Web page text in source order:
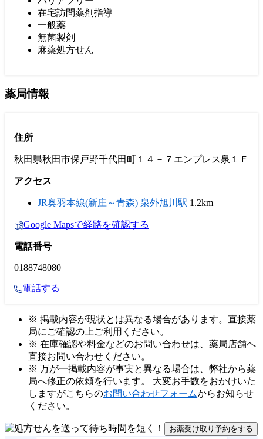
在宅訪問薬剤指導
一般薬
無菌製剤
麻薬処方せん
薬局情報
住所
秋田県秋田市保戸野千代田町１４－７エンプレス泉１Ｆ
アクセス
JR奥羽本線(新庄～青森) 泉外旭川駅 1.2km
Google Mapsで経路を確認する
電話番号
0188748080
電話する
※ 掲載内容が現状とは異なる場合があります。直接薬
局にご確認の上ご利用ください。
※ 在庫確認や料金などのお問い合わせは、薬局店舗へ
直接お問い合わせください。
※ 万が一掲載内容が事実と異なる場合は、弊社から薬
局へ修正の依頼を行います。 大変お手数をおかけいた
しますがこちらのお問い合わせフォームからお知らせ
ください。
お薬受け取り予約をする